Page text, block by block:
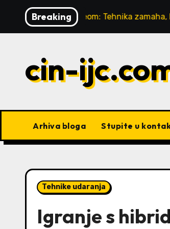
content
Breaking
lob wedgeom: Tehnika zamaha, Pokret
cin-
Arhiva bloga Stupite u
Tehnike udaranja
Igranje s